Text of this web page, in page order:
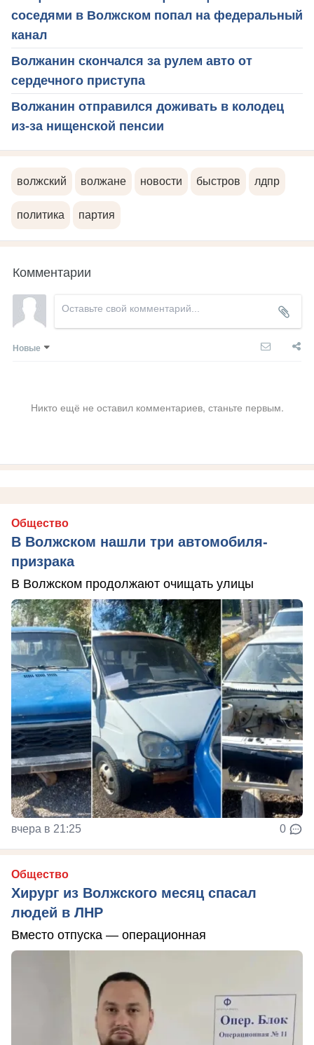
соседями в Волжском попал на федеральный
канал
Волжанин скончался за рулем авто от
сердечного приступа
Волжанин отправился доживать в колодец
из-за нищенской пенсии
волжский волжане новости быстров лдпр
политика партия
Комментарии
Новые
Никто ещё не оставил комментариев, станьте первым.
Общество
В Волжском нашли три автомобиля-
призрака
В Волжском продолжают очищать улицы
вчера в 21:25 0
Общество
Хирург из Волжского месяц спасал
людей в ЛНР
Вместо отпуска — операционная